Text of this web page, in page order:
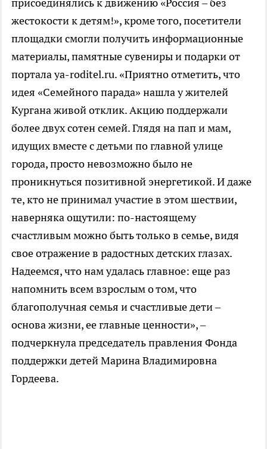
жестокости к детям!», кроме того, посетители
площадки смогли получить информационные
материалы, памятные сувениры и подарки от
портала ya-roditel.ru. «Приятно отметить, что
идея «Семейного парада» нашла у жителей
Кургана живой отклик. Акцию поддержали
более двух сотен семей. Глядя на пап и мам,
идущих вместе с детьми по главной улице
города, просто невозможно было не
проникнуться позитивной энергетикой. И даже
те, кто не принимал участие в этом шествии,
наверняка ощутили: по-настоящему
счастливым можно быть только в семье, видя
свое отражение в радостных детских глазах.
Надеемся, что нам удалась главное: еще раз
напомнить всем взрослым о том, что
благополучная семья и счастливые дети –
основа жизни, ее главные ценности», –
подчеркнула председатель правления Фонда
поддержки детей Марина Владимировна
Гордеева.